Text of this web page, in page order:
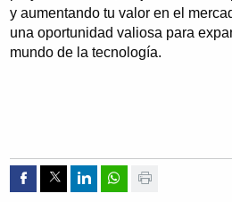
y aumentando tu valor en el
una oportunidad valiosa para
mundo de la tecnología.
Compartir por Facebook
Compartir por Twitter
Compartir por Linkedin
Compartir por
Imprimir